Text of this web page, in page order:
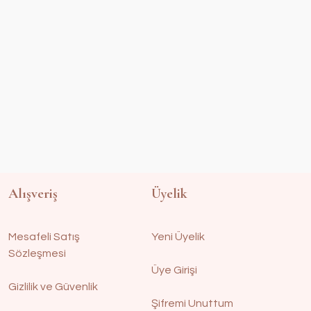
Alışveriş
Mesafeli Satış
Sözleşmesi
Gizlilik ve Güvenlik
Üyelik
Yeni Üyelik
Üye Girişi
Şifremi Unuttum